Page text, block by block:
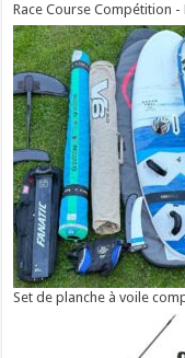
Race Course Compétition -
Set de planche à voile